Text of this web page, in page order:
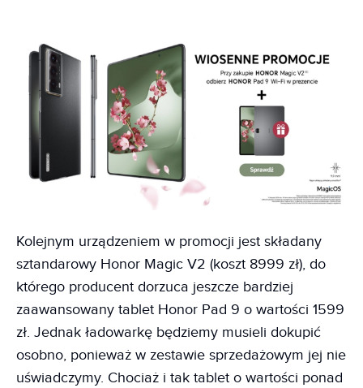
Kolejnym urządzeniem w promocji jest składany
sztandarowy Honor Magic V2 (koszt 8999 zł), do
którego producent dorzuca jeszcze bardziej
zaawansowany tablet Honor Pad 9 o wartości 1599
zł. Jednak ładowarkę będziemy musieli dokupić
osobno, ponieważ w zestawie sprzedażowym jej nie
uświadczymy. Chociaż i tak tablet o wartości ponad